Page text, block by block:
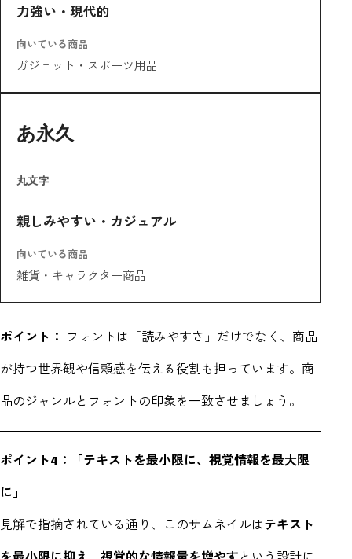
力強い・現代的
向いている商品
ガジェット・スポーツ用品
あ永久
丸文字
親しみやすい・カジュアル
向いている商品
雑貨・キャラクター商品
ポイント： フォントは「読みやすさ」だけでなく、商品
が持つ世界観や信頼感を伝える役割も担っています。商
品のジャンルとフォントの印象を一致させましょう。
ポイント4：「テキストを最小限に、視覚情報を最大限
に」
見解で指摘されている通り、このサムネイルはテキスト
ポイント3：明朝体が伝える「信頼性」
限に」
デザイン視点での考察
食品・キッチン系サムネイルチェックリスト
関連記事